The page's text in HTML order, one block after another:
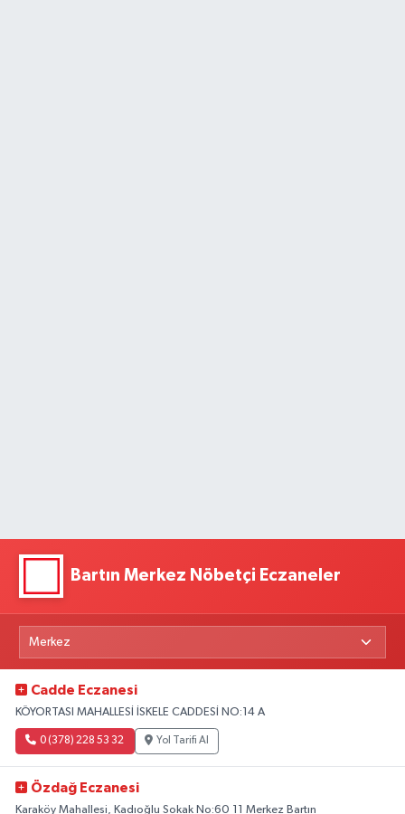
Bartın Merkez Nöbetçi Eczaneler
Cadde Eczanesi
KÖYORTASI MAHALLESİ İSKELE CADDESİ NO:14 A
0 (378) 228 53 32 Yol Tarifi Al
Özdağ Eczanesi
Karaköy Mahallesi, Kadıoğlu Sokak No:60 11 Merkez Bartın